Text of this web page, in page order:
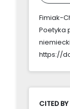
Fimiak-
Poetyka
https://
CITED